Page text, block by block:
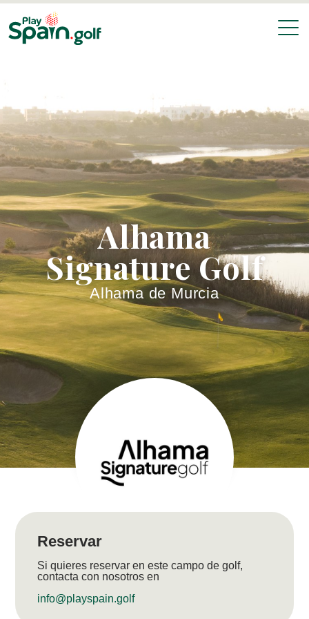
Alhama
Signature Golf
Alhama de Murcia
Reservar
Si quieres reservar en este campo de golf,
contacta con nosotros en
info@playspain.golf